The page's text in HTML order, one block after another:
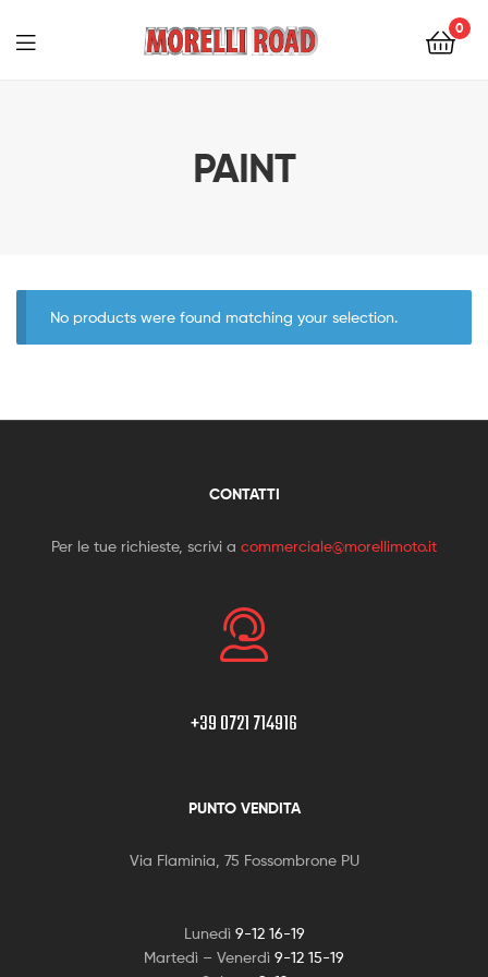
0
PAINT
No products were found matching your selection.
CONTATTI
Per le tue richieste, scrivi a commerciale@morellimoto.it
+39 0721 714916
PUNTO VENDITA
Via Flaminia, 75 Fossombrone PU
Lunedì 9-12 16-19
Martedì – Venerdì 9-12 15-19